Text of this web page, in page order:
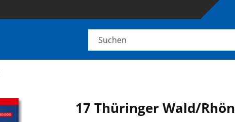
17 Thüringer Wald/Rhön